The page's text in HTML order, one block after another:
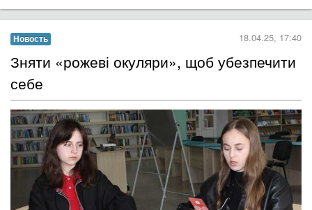
Новость 18.04.25, 17:40
​Зняти «рожеві окуляри», щоб убезпечити
себе